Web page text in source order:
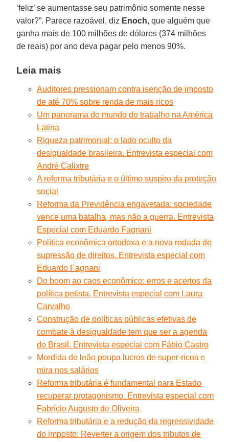
‘feliz’ se aumentasse seu patrimônio somente nesse
valor?”. Parece razoável, diz Enoch, que alguém que
ganha mais de 100 milhões de dólares (374 milhões
de reais) por ano deva pagar pelo menos 90%.
Leia mais
Auditores pressionam contra isenção de imposto
de até 70% sobre renda de mais ricos
Um panorama do mundo do trabalho na América
Latina
Riqueza patrimonial: o lado oculto da
desigualdade brasileira. Entrevista especial com
André Calixtre
A reforma tributária e o último suspiro da proteção
social
Reforma da Previdência engavetada: sociedade
vence uma batalha, mas não a guerra. Entrevista
Especial com Eduardo Fagnani
Política econômica ortodoxa e a nova rodada de
supressão de direitos. Entrevista especial com
Eduardo Fagnani
Do boom ao caos econômico: erros e acertos da
política petista. Entrevista especial com Laura
Carvalho
Construção de políticas públicas efetivas de
combate à desigualdade tem que ser a agenda
do Brasil. Entrevista especial com Fábio Castro
Mordida do leão poupa lucros de super-ricos e
mira nos salários
Reforma tributária é fundamental para Estado
recuperar protagonismo. Entrevista especial com
Fabrício Augusto de Oliveira
Reforma tributária e a redução da regressividade
do imposto: Reverter a origem dos tributos de